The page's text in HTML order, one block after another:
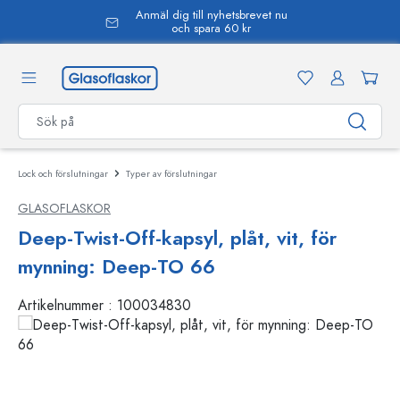
Anmäl dig till nyhetsbrevet nu
och spara 60 kr
Lock och förslutningar Typer av förslutningar
GLASOFLASKOR
Deep-Twist-Off-kapsyl, plåt, vit, för
mynning: Deep-TO 66
Artikelnummer : 100034830